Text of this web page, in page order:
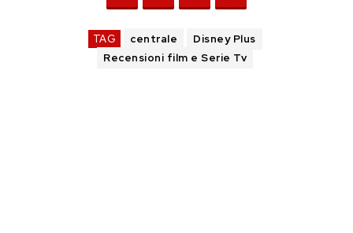
TAG centrale
Disney Plus
Recensioni film e Serie Tv